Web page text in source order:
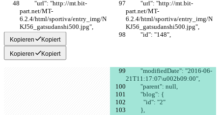
part.net/MT-
6.2.4/html/sportiva/entry_img/N
KJ56_gatsudanshi500.jpg",
part.net/MT-
6.2.4/html/sportiva/entry_img/N
KJ56_gatsudanshi500.jpg",
          "id": "148",
          "id": "148",
Kopieren Kopiert
Kopieren Kopiert
21T11:17:07\u002b09:00",
          "parent": null,
          "blog": {
            "id": "2"
          },